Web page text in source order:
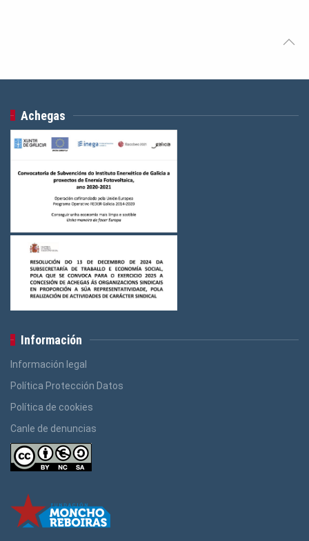
Achegas
Información
Información legal
Política Protección Datos
Política de cookies
Canle de denuncias